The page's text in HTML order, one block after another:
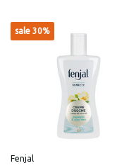
sale 30%
Fenjal